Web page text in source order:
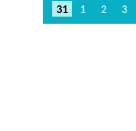
31
1 2 3